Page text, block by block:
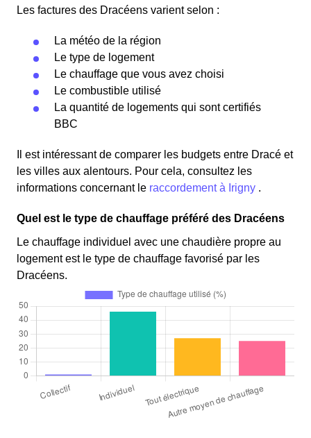
Les factures des Dracéens varient selon :
La météo de la région
Le type de logement
Le chauffage que vous avez choisi
Le combustible utilisé
La quantité de logements qui sont certifiés
BBC
Il est intéressant de comparer les budgets entre Dracé et
les villes aux alentours. Pour cela, consultez les
informations concernant le raccordement à Irigny .
Quel est le type de chauffage préféré des Dracéens
Le chauffage individuel avec une chaudière propre au
logement est le type de chauffage favorisé par les
Dracéens.